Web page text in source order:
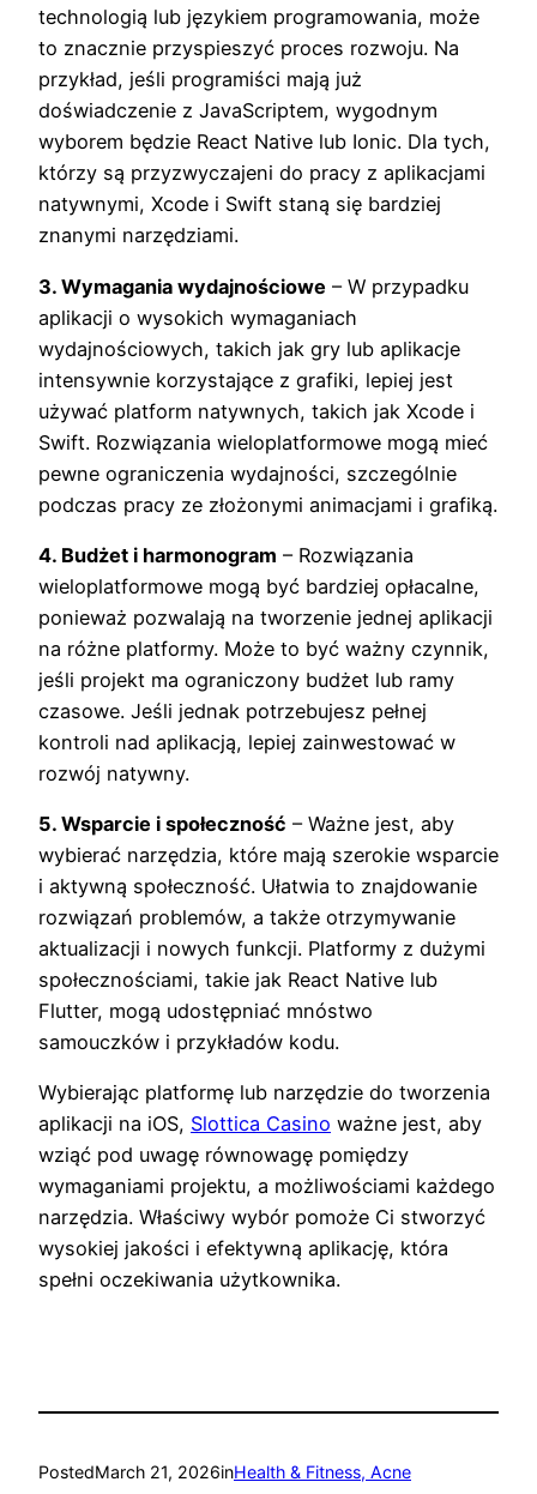
technologią lub językiem programowania, może
to znacznie przyspieszyć proces rozwoju. Na
przykład, jeśli programiści mają już
doświadczenie z JavaScriptem, wygodnym
wyborem będzie React Native lub Ionic. Dla tych,
którzy są przyzwyczajeni do pracy z aplikacjami
natywnymi, Xcode i Swift staną się bardziej
znanymi narzędziami.
3. Wymagania wydajnościowe – W przypadku
aplikacji o wysokich wymaganiach
wydajnościowych, takich jak gry lub aplikacje
intensywnie korzystające z grafiki, lepiej jest
używać platform natywnych, takich jak Xcode i
Swift. Rozwiązania wieloplatformowe mogą mieć
pewne ograniczenia wydajności, szczególnie
podczas pracy ze złożonymi animacjami i grafiką.
4. Budżet i harmonogram – Rozwiązania
wieloplatformowe mogą być bardziej opłacalne,
ponieważ pozwalają na tworzenie jednej aplikacji
na różne platformy. Może to być ważny czynnik,
jeśli projekt ma ograniczony budżet lub ramy
czasowe. Jeśli jednak potrzebujesz pełnej
kontroli nad aplikacją, lepiej zainwestować w
rozwój natywny.
5. Wsparcie i społeczność – Ważne jest, aby
wybierać narzędzia, które mają szerokie wsparcie
i aktywną społeczność. Ułatwia to znajdowanie
rozwiązań problemów, a także otrzymywanie
aktualizacji i nowych funkcji. Platformy z dużymi
społecznościami, takie jak React Native lub
Flutter, mogą udostępniać mnóstwo
samouczków i przykładów kodu.
Wybierając platformę lub narzędzie do tworzenia
aplikacji na iOS, Slottica Casino ważne jest, aby
wziąć pod uwagę równowagę pomiędzy
wymaganiami projektu, a możliwościami każdego
narzędzia. Właściwy wybór pomoże Ci stworzyć
wysokiej jakości i efektywną aplikację, która
spełni oczekiwania użytkownika.
PostedMarch 21, 2026inHealth & Fitness, Acne